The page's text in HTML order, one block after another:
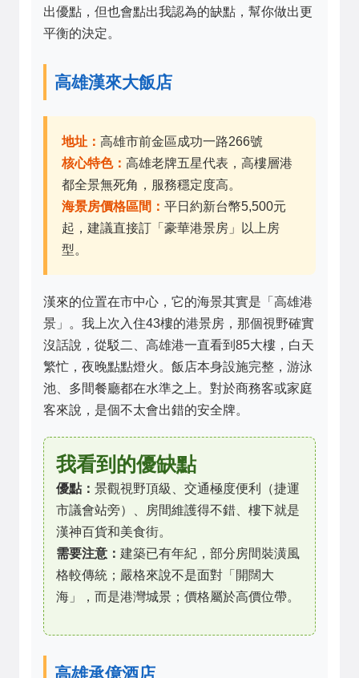
出優點，但也會點出我認為的缺點，幫你做出更
平衡的決定。
高雄漢來大飯店
地址： 高雄市前金區成功一路266號
核心特色： 高雄老牌五星代表，高樓層港
都全景無死角，服務穩定度高。
海景房價格區間： 平日約新台幣5,500元
起，建議直接訂「豪華港景房」以上房
型。
漢來的位置在市中心，它的海景其實是「高雄港
景」。我上次入住43樓的港景房，那個視野確實
沒話說，從駁二、高雄港一直看到85大樓，白天
繁忙，夜晚點點燈火。飯店本身設施完整，游泳
池、多間餐廳都在水準之上。對於商務客或家庭
客來說，是個不太會出錯的安全牌。
我看到的優缺點
優點： 景觀視野頂級、交通極度便利（捷運
市議會站旁）、房間維護得不錯、樓下就是
漢神百貨和美食街。
需要注意： 建築已有年紀，部分房間裝潢風
格較傳統；嚴格來說不是面對「開闊大
海」，而是港灣城景；價格屬於高價位帶。
高雄承億酒店